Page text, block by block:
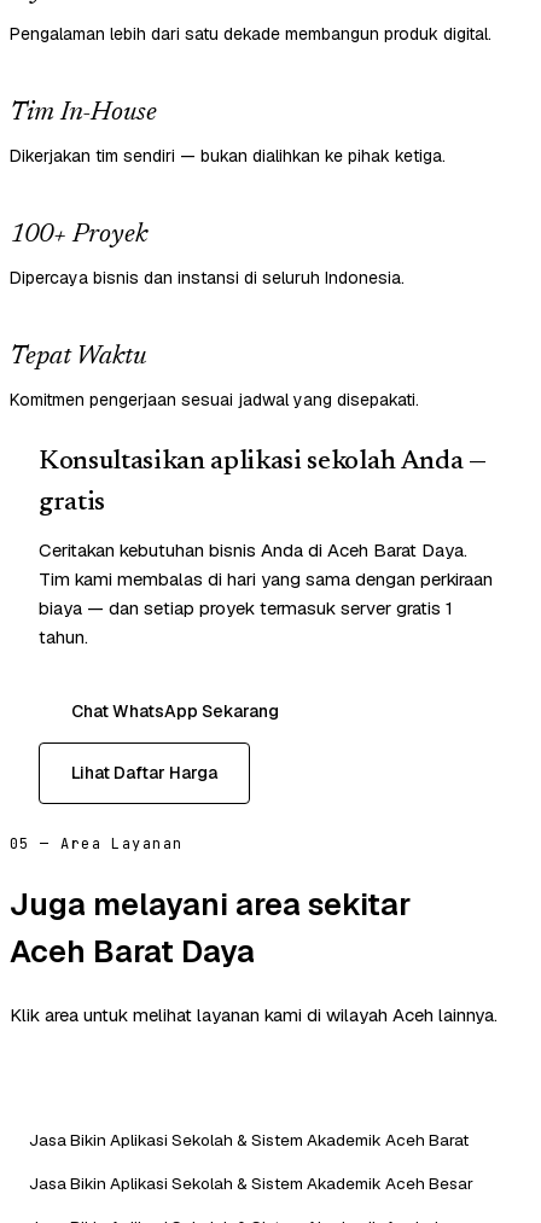
Pengalaman lebih dari satu dekade membangun produk digital.
Tim In-House
Dikerjakan tim sendiri — bukan dialihkan ke pihak ketiga.
100+ Proyek
Dipercaya bisnis dan instansi di seluruh Indonesia.
Tepat Waktu
Komitmen pengerjaan sesuai jadwal yang disepakati.
Konsultasikan aplikasi sekolah Anda —
gratis
Ceritakan kebutuhan bisnis Anda di Aceh Barat Daya.
Tim kami membalas di hari yang sama dengan perkiraan
biaya — dan setiap proyek termasuk server gratis 1
tahun.
Chat WhatsApp Sekarang
Lihat Daftar Harga
05 — Area Layanan
Juga melayani area sekitar
Aceh Barat Daya
Klik area untuk melihat layanan kami di wilayah Aceh lainnya.
Jasa Bikin Aplikasi Sekolah & Sistem Akademik Aceh Barat
Jasa Bikin Aplikasi Sekolah & Sistem Akademik Aceh Besar